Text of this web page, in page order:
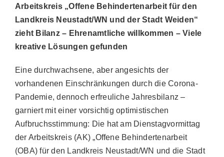
Arbeitskreis „Offene Behindertenarbeit für den
Landkreis Neustadt/WN und der Stadt Weiden“
zieht Bilanz – Ehrenamtliche willkommen – Viele
kreative Lösungen gefunden
Eine durchwachsene, aber angesichts der
vorhandenen Einschränkungen durch die Corona-
Pandemie, dennoch erfreuliche Jahresbilanz –
garniert mit einer vorsichtig optimistischen
Aufbruchsstimmung: Die hat am Dienstagvormittag
der Arbeitskreis (AK) „Offene Behindertenarbeit
(OBA) für den Landkreis Neustadt/WN und die Stadt